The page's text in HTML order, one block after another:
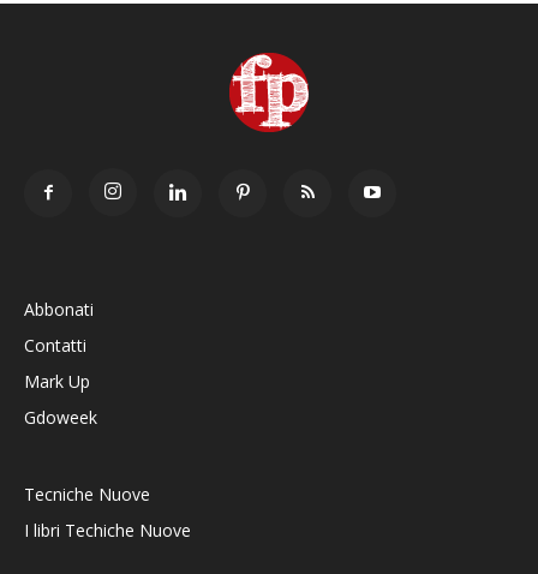
Abbonati
Contatti
Mark Up
Gdoweek
Tecniche Nuove
I libri Techiche Nuove